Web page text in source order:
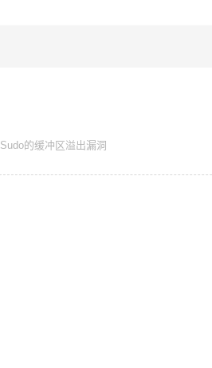
Sudo的缓冲区溢出漏洞